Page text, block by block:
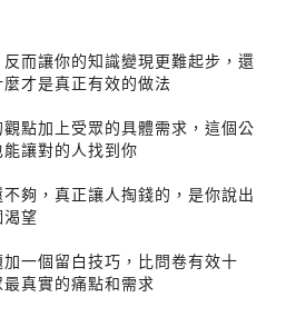
而讓你的知識變現更難起步，還
才是真正有效的做法
點加上受眾的具體需求，這個公
讓對的人找到你
夠，真正讓人掏錢的，是你說出
望
一個留白技巧，比問卷有效十
真實的痛點和需求